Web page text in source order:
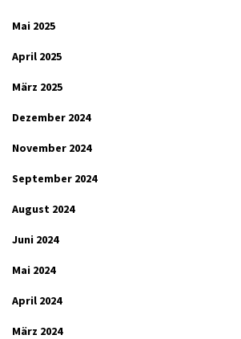
Mai 2025
April 2025
März 2025
Dezember 2024
November 2024
September 2024
August 2024
Juni 2024
Mai 2024
April 2024
März 2024